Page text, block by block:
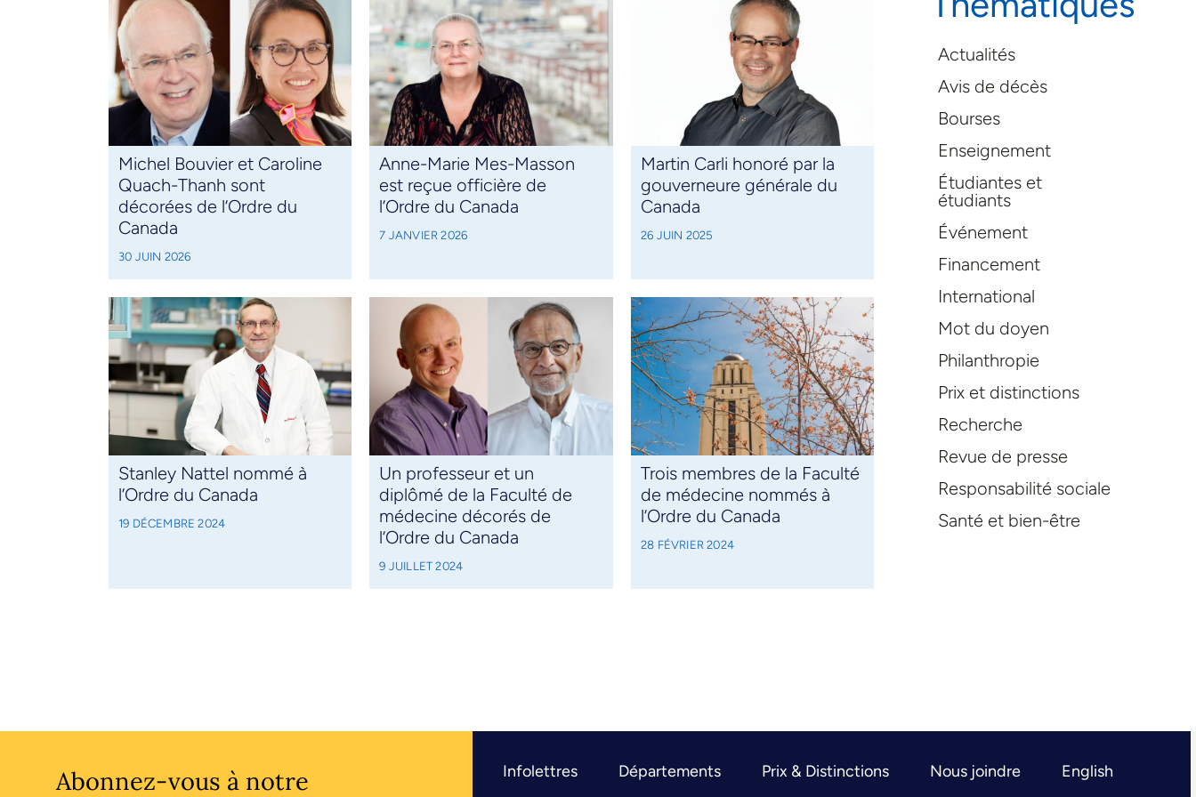
Michel Bouvier et Caroline
Quach-Thanh sont
décorées de l’Ordre du
Canada
30 JUIN 2026
Anne-Marie Mes-Masson
est reçue officière de
l’Ordre du Canada
7 JANVIER 2026
Martin Carli honoré par la
gouverneure générale du
Canada
26 JUIN 2025
Stanley Nattel nommé à
l’Ordre du Canada
19 DÉCEMBRE 2024
Un professeur et un
diplômé de la Faculté de
médecine décorés de
l’Ordre du Canada
9 JUILLET 2024
Trois membres de la Faculté
de médecine nommés à
l’Ordre du Canada
28 FÉVRIER 2024
Actualités
Avis de décès
Bourses
Enseignement
Étudiantes et
étudiants
Événement
Financement
International
Mot du doyen
Philanthropie
Prix et distinctions
Recherche
Revue de presse
Responsabilité sociale
Santé et bien-être
Abonnez-vous à notre
Infolettres Départements Prix & Distinctions Nous joindre English